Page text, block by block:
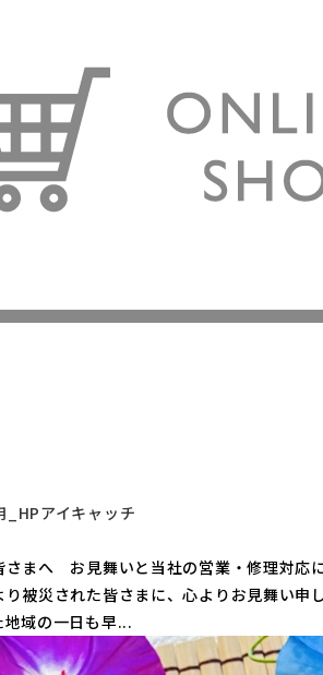
さまへ お見舞いと当社の営業・修理対応
り被災された皆さまに、心よりお見舞い
地域の一日も早...